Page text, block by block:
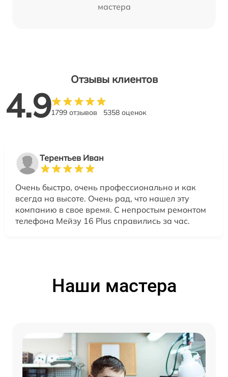
мастера
Отзывы клиентов
4.91799 отзывов 5358 оценок
Терентьев Иван
Очень быстро, очень профессионально и как
всегда на высоте. Очень рад, что нашел эту
компанию в свое время. С непростым ремонтом
телефона Мейзу 16 Plus справились за час.
Наши мастера